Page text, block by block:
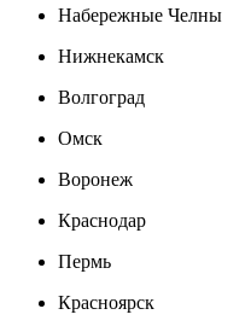
Набережные Челны
Нижнекамск
Волгоград
Омск
Воронеж
Краснодар
Пермь
Красноярск